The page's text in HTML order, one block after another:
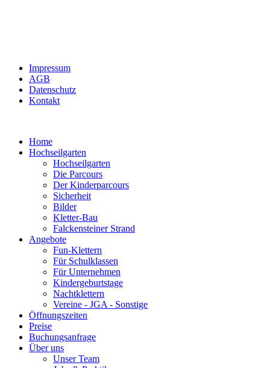
Impressum
AGB
Datenschutz
Kontakt
Home
Hochseilgarten
Hochseilgarten
Die Parcours
Der Kinderparcours
Sicherheit
Bilder
Kletter-Bau
Falckensteiner Strand
Angebote
Fun-Klettern
Für Schulklassen
Für Unternehmen
Kindergeburtstage
Nachtklettern
Vereine - JGA - Sonstige
Öffnungszeiten
Preise
Buchungsanfrage
Über uns
Unser Team